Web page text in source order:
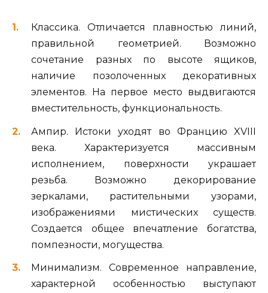
Классика. Отличается плавностью линий,
правильной геометрией. Возможно
сочетание разных по высоте ящиков,
наличие позолоченных декоративных
элементов. На первое место выдвигаются
вместительность, функциональность.
Ампир. Истоки уходят во Францию XVIII
века. Характеризуется массивным
исполнением, поверхности украшает
резьба. Возможно декорирование
зеркалами, растительными узорами,
изображениями мистических существ.
Создается общее впечатление богатства,
помпезности, могущества.
Минимализм. Современное направление,
характерной особенностью выступают